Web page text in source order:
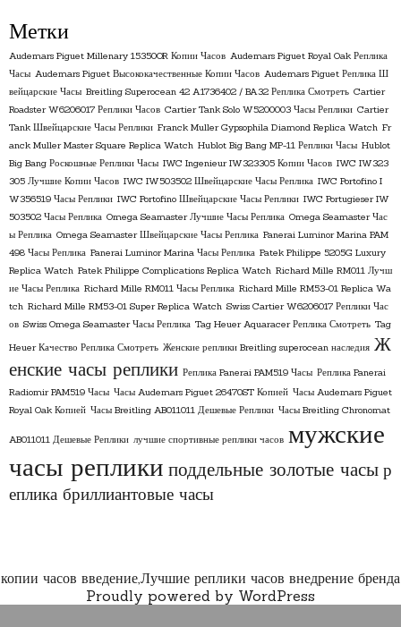
Метки
Audemars Piguet Millenary 15350OR Копии Часов Audemars Piguet Royal Oak Реплика
Часы Audemars Piguet Высококачественные Копии Часов Audemars Piguet Реплика Ш
вейцарские Часы Breitling Superocean 42 A1736402 / BA32 Реплика Смотреть Cartier
Roadster W6206017 Реплики Часов Cartier Tank Solo W5200003 Часы Реплики Cartier
Tank Швейцарские Часы Реплики Franck Muller Gypsophila Diamond Replica Watch Fr
anck Muller Master Square Replica Watch Hublot Big Bang MP-11 Реплики Часы Hublot
Big Bang Роскошные Реплики Часы IWC Ingenieur IW323305 Копии Часов IWC IW323
305 Лучшие Копии Часов IWC IW503502 Швейцарские Часы Реплика IWC Portofino I
W356519 Часы Реплики IWC Portofino Швейцарские Часы Реплики IWC Portugieser IW
503502 Часы Реплика Omega Seamaster Лучшие Часы Реплика Omega Seamaster Час
ы Реплика Omega Seamaster Швейцарские Часы Реплика Panerai Luminor Marina PAM
498 Часы Реплика Panerai Luminor Marina Часы Реплика Patek Philippe 5205G Luxury
Replica Watch Patek Philippe Complications Replica Watch Richard Mille RM011 Лучш
ие Часы Реплика Richard Mille RM011 Часы Реплика Richard Mille RM53-01 Replica Wa
tch Richard Mille RM53-01 Super Replica Watch Swiss Cartier W6206017 Реплики Час
ов Swiss Omega Seamaster Часы Реплика Tag Heuer Aquaracer Реплика Смотреть Tag
Heuer Качество Реплика Смотреть Женские реплики Breitling superocean наследия Ж
енские часы реплики Реплика Panerai PAM519 Часы Реплика Panerai
Radiomir PAM519 Часы Часы Audemars Piguet 26470ST Копией Часы Audemars Piguet
Royal Oak Копией Часы Breitling AB011011 Дешевые Реплики Часы Breitling Chronomat
AB011011 Дешевые Реплики лучшие спортивные реплики часов мужские
часы реплики поддельные золотые часы р
еплика бриллиантовые часы
копии часов введение,Лучшие реплики часов внедрение бренда
Proudly powered by WordPress